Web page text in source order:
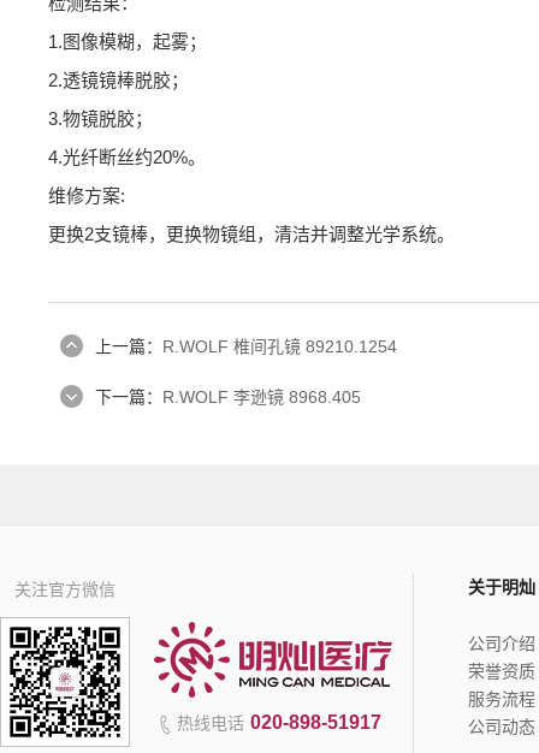
1.图像模糊，起雾；
2.透镜镜棒脱胶；
3.物镜脱胶；
4.光纤断丝约20%。
维修方案:
更换2支镜棒，更换物镜组，清洁并调整光学系统。
上一篇： R.WOLF 椎间孔镜 89210.1254
下一篇： R.WOLF 李逊镜 8968.405
关注官方微信
热线电话 020-898-51917
关于明灿
公司介绍
荣誉资质
服务流程
公司动态